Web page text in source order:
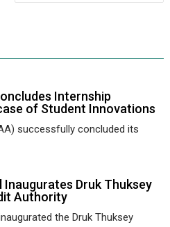
Internship
of Student Innovations
successfully concluded its
Inaugurates Druk Thuksey
Authority
the Druk Thuksey